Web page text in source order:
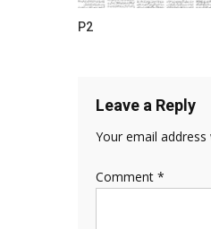
P2
Leave a Reply
Your email
Comment *